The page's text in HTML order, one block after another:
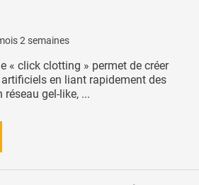
2 semaines
« click clotting » permet de créer
en liant rapidement des
gel-like, ...